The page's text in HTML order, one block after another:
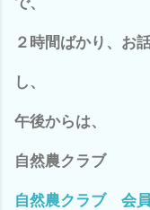
２時間ばかり、お
し、
午後からは、
自然農クラブ
自然農クラブ 会